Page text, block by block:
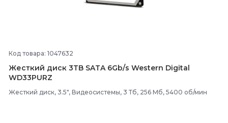
Код товара: 1047632
Жесткий диск 3TB SATA 6Gb/s Western Digital
WD33PURZ
Жесткий диск, 3.5", Видеосистемы, 3 Тб, 256 Мб, 5400 об/мин